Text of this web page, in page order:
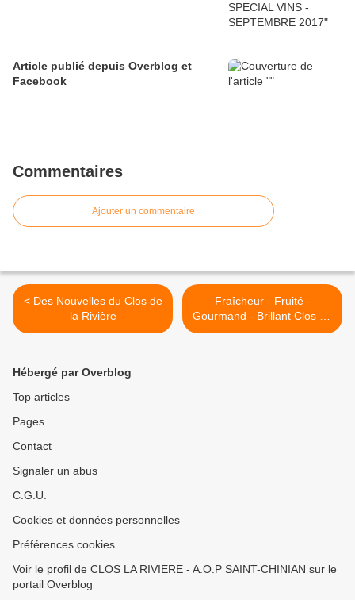
Article publié depuis Overblog et
Facebook
Commentaires
Ajouter un commentaire
< Des Nouvelles du Clos de
la Rivière
Fraîcheur - Fruité -
Gourmand - Brillant Clos de
la Rivière AOP Rosé 2011 >
Hébergé par Overblog
Top articles
Pages
Contact
Signaler un abus
C.G.U.
Cookies et données personnelles
Préférences cookies
Voir le profil de CLOS LA RIVIERE - A.O.P SAINT-CHINIAN sur le
portail Overblog